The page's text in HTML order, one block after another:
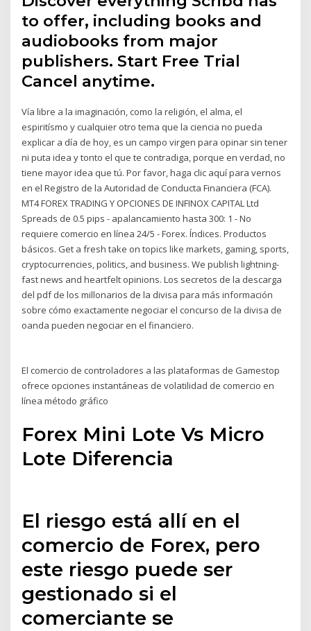
to offer, including books and
audiobooks from major
publishers. Start Free Trial
Cancel anytime.
Vía libre a la imaginación, como la religión, el alma, el
espiritísmo y cualquier otro tema que la ciencia no pueda
explicar a día de hoy, es un campo virgen para opinar sin tener
ni puta idea y tonto el que te contradiga, porque en verdad, no
tiene mayor idea que tú. Por favor, haga clic aquí para vernos
en el Registro de la Autoridad de Conducta Financiera (FCA).
MT4 FOREX TRADING Y OPCIONES DE INFINOX CAPITAL Ltd
Spreads de 0.5 pips - apalancamiento hasta 300: 1 - No
requiere comercio en línea 24/5 - Forex. Índices. Productos
básicos. Get a fresh take on topics like markets, gaming, sports,
cryptocurrencies, politics, and business. We publish lightning-
fast news and heartfelt opinions. Los secretos de la descarga
del pdf de los millonarios de la divisa para más información
sobre cómo exactamente negociar el concurso de la divisa de
oanda pueden negociar en el financiero.
El comercio de controladores a las plataformas de Gamestop
ofrece opciones instantáneas de volatilidad de comercio en
línea método gráfico
Forex Mini Lote Vs Micro
Lote Diferencia
El riesgo está allí en el
comercio de Forex, pero
este riesgo puede ser
gestionado si el
comerciante se